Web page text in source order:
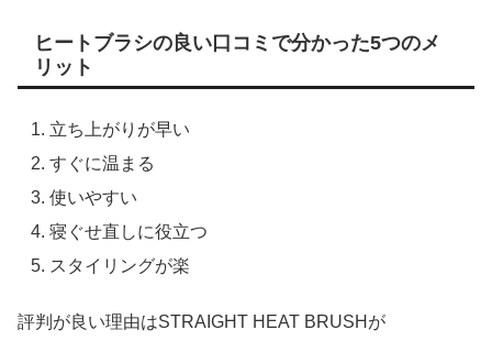
ヒートブラシの良い口コミで分かった5つのメ
リット
立ち上がりが早い
すぐに温まる
使いやすい
寝ぐせ直しに役立つ
スタイリングが楽
評判が良い理由はSTRAIGHT HEAT BRUSHが